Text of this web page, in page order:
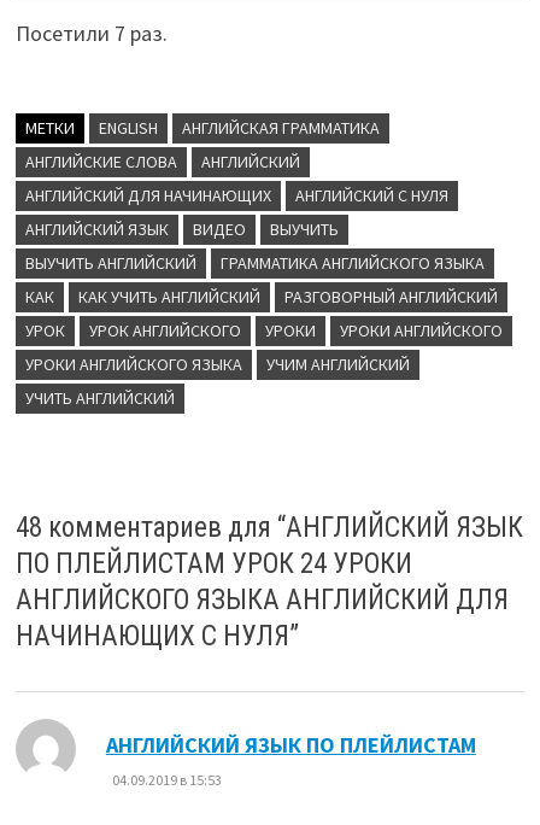
Посетили 7 раз.
МЕТКИ ENGLISH
АНГЛИЙСКАЯ ГРАММАТИКА
АНГЛИЙСКИЕ СЛОВА
АНГЛИЙСКИЙ
АНГЛИЙСКИЙ ДЛЯ НАЧИНАЮЩИХ
АНГЛИЙСКИЙ С НУЛЯ
АНГЛИЙСКИЙ ЯЗЫК
ВИДЕО
ВЫУЧИТЬ
ВЫУЧИТЬ АНГЛИЙСКИЙ
ГРАММАТИКА АНГЛИЙСКОГО ЯЗЫКА
КАК
КАК УЧИТЬ АНГЛИЙСКИЙ
РАЗГОВОРНЫЙ АНГЛИЙСКИЙ
УРОК
УРОК АНГЛИЙСКОГО УРОКИ
УРОКИ АНГЛИЙСКОГО
УРОКИ АНГЛИЙСКОГО ЯЗЫКА
УЧИМ АНГЛИЙСКИЙ
УЧИТЬ АНГЛИЙСКИЙ
48 комментариев для “АНГЛИЙСКИЙ ЯЗЫК
ПО ПЛЕЙЛИСТАМ УРОК 24 УРОКИ
АНГЛИЙСКОГО ЯЗЫКА АНГЛИЙСКИЙ ДЛЯ
НАЧИНАЮЩИХ С НУЛЯ”
АНГЛИЙСКИЙ ЯЗЫК ПО ПЛЕЙЛИСТАМ
04.09.2019 в 15:53